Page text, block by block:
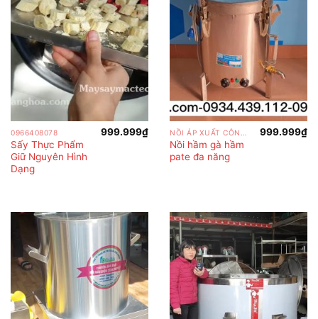
0966408078
Sấy Thực Phẩm
Giữ Nguyên Hình
Dạng
999.999₫
Nồi hầm gà hầm
pate đa năng
999.999₫